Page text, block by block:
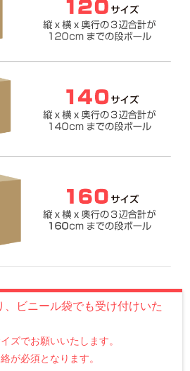
、ビニール袋でも受け付けいた
ズでお願いいたします。
が必須となります。